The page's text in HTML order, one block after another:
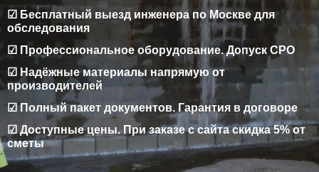
☑ Бесплатный выезд инженера по Москве для
обследования
☑ Профессиональное оборудование. Допуск СРО
☑ Надёжные материалы напрямую от
производителей
☑ Полный пакет документов. Гарантия в договоре
☑ Доступные цены. При заказе с сайта скидка 5% от
сметы